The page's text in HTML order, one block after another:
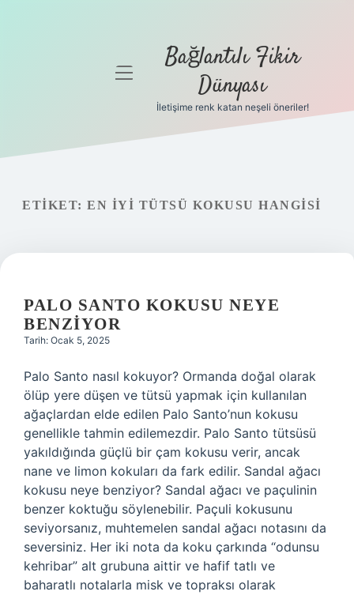
Gizlilik
Yasal Uyarı
Hakkımızda
menüyü
Bağlantılı Fikir
Dünyası
İletişime renk katan neşeli öneriler!
ETIKET: EN IYI TÜTSÜ KOKUSU HANGISI
PALO SANTO KOKUSU NEYE
BENZIYOR
Tarih: Ocak 5, 2025
Palo Santo nasıl kokuyor? Ormanda doğal olarak
ölüp yere düşen ve tütsü yapmak için kullanılan
ağaçlardan elde edilen Palo Santo’nun kokusu
genellikle tahmin edilemezdir. Palo Santo tütsüsü
yakıldığında güçlü bir çam kokusu verir, ancak
nane ve limon kokuları da fark edilir. Sandal ağacı
kokusu neye benziyor? Sandal ağacı ve paçulinin
benzer koktuğu söylenebilir. Paçuli kokusunu
seviyorsanız, muhtemelen sandal ağacı notasını da
seversiniz. Her iki nota da koku çarkında “odunsu
kehribar” alt grubuna aittir ve hafif tatlı ve
baharatlı notalarla misk ve topraksı olarak